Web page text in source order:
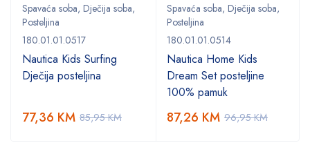
Spavaća soba, Dječija soba,
Posteljina
180.01.01.0517
Nautica Kids Surfing
Dječija posteljina
85,95KM
77,36 KM
Spavaća soba, Dječija soba,
Posteljina
180.01.01.0514
Nautica Home Kids
Dream Set posteljine
100% pamuk
96,95KM
87,26 KM